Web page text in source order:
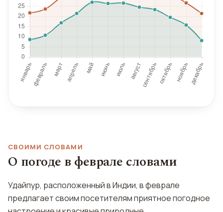
СВОИМИ СЛОВАМИ
О погоде в феврале словами
Удайпур, расположенный в Индии, в феврале
предлагает своим посетителям приятное погодное